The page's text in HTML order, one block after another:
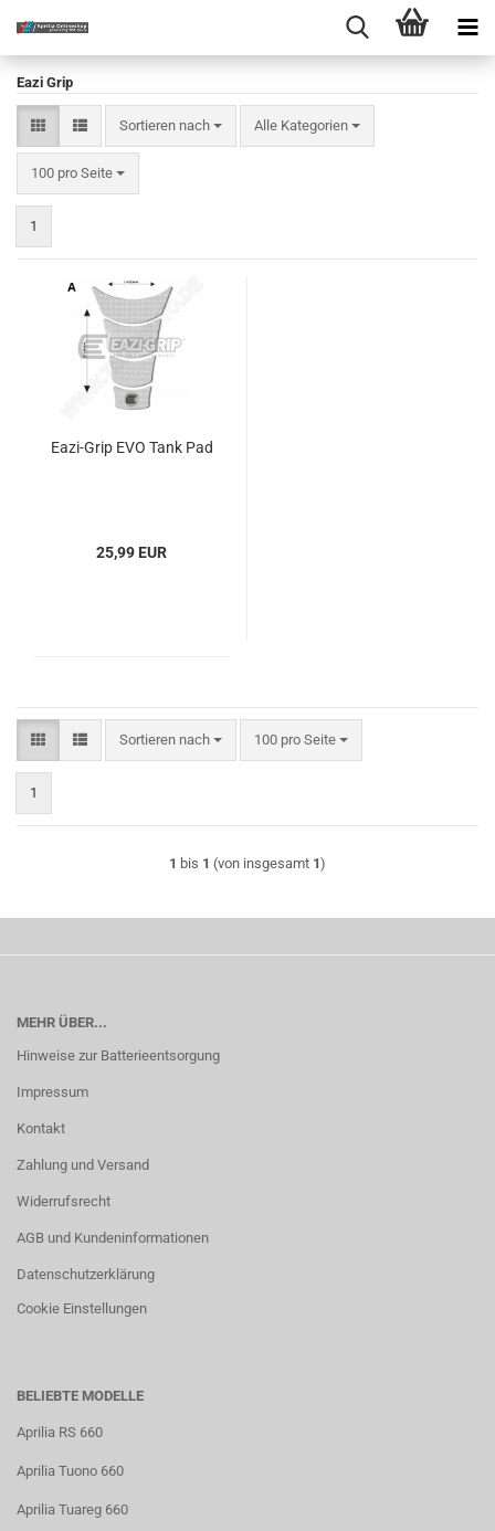
Eazi Grip
Sortieren nach
Sortieren nach Alle Kategorien
100 pro Seite
pro Seite
1
Eazi-Grip EVO Tank Pad
25,99 EUR
Sortieren nach
Sortieren nach 100 pro Seite
pro Seite
1
1 bis 1 (von insgesamt 1)
MEHR ÜBER...
Hinweise zur Batterieentsorgung
Impressum
Kontakt
Zahlung und Versand
Widerrufsrecht
AGB und Kundeninformationen
Datenschutzerklärung
Cookie Einstellungen
BELIEBTE MODELLE
Aprilia RS 660
Aprilia Tuono 660
Aprilia Tuareg 660